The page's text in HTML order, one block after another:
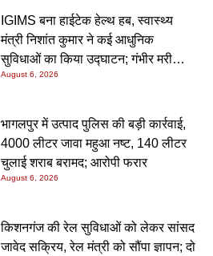
IGIMS बना हाईटेक हेल्थ हब, स्वास्थ्य
मंत्री निशांत कुमार ने कई आधुनिक
सुविधाओं का किया उद्घाटन; गंभीर मरीजों
के इलाज में आएगा बड़ा सुधार
August 6, 2026
भागलपुर में उत्पाद पुलिस की बड़ी कार्रवाई,
4000 लीटर जावा महुआ नष्ट, 140 लीटर
चुलाई शराब बरामद; आरोपी फरार
August 6, 2026
किशनगंज की रेल सुविधाओं को लेकर सांसद
जावेद सक्रिय, रेल मंत्री को सौंपा ज्ञापन; दो